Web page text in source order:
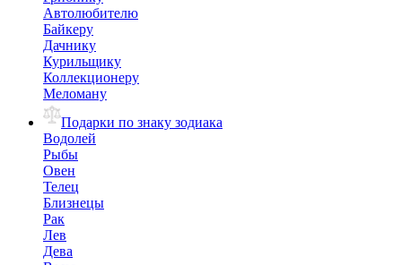
Автолюбителю
Байкеру
Дачнику
Курильщику
Коллекционеру
Меломану
Подарки по знаку зодиака
Водолей
Рыбы
Овен
Телец
Близнецы
Рак
Лев
Дева